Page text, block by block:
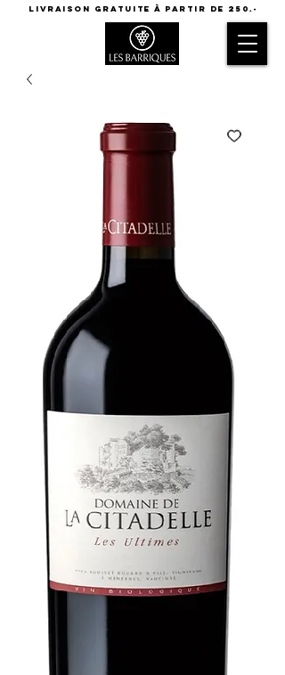
LIVRAISON GRATUITE à partir de 250.-